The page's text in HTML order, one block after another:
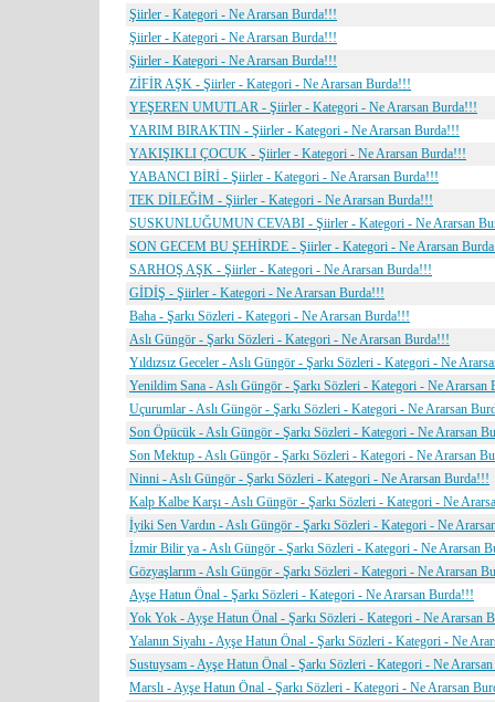
Şiirler - Kategori - Ne Ararsan Burda!!!
Şiirler - Kategori - Ne Ararsan Burda!!!
Şiirler - Kategori - Ne Ararsan Burda!!!
ZİFİR AŞK - Şiirler - Kategori - Ne Ararsan Burda!!!
YEŞEREN UMUTLAR - Şiirler - Kategori - Ne Ararsan Burda!!!
YARIM BIRAKTIN - Şiirler - Kategori - Ne Ararsan Burda!!!
YAKIŞIKLI ÇOCUK - Şiirler - Kategori - Ne Ararsan Burda!!!
YABANCI BİRİ - Şiirler - Kategori - Ne Ararsan Burda!!!
TEK DİLEĞİM - Şiirler - Kategori - Ne Ararsan Burda!!!
SUSKUNLUĞUMUN CEVABI - Şiirler - Kategori - Ne Ararsan
SON GECEM BU ŞEHİRDE - Şiirler - Kategori - Ne Ararsan
SARHOŞ AŞK - Şiirler - Kategori - Ne Ararsan Burda!!!
GİDİŞ - Şiirler - Kategori - Ne Ararsan Burda!!!
Baha - Şarkı Sözleri - Kategori - Ne Ararsan Burda!!!
Aslı Güngör - Şarkı Sözleri - Kategori - Ne Ararsan Burda!!!
Yıldızsız Geceler - Aslı Güngör - Şarkı Sözleri - Kategori - Ne
Yenildim Sana - Aslı Güngör - Şarkı Sözleri - Kategori - Ne Ararsan
Uçurumlar - Aslı Güngör - Şarkı Sözleri - Kategori - Ne Ararsan
Son Öpücük - Aslı Güngör - Şarkı Sözleri - Kategori - Ne Ararsan
Son Mektup - Aslı Güngör - Şarkı Sözleri - Kategori - Ne Ararsan
Ninni - Aslı Güngör - Şarkı Sözleri - Kategori - Ne Ararsan Burda!!!
Kalp Kalbe Karşı - Aslı Güngör - Şarkı Sözleri - Kategori - Ne
İyiki Sen Vardın - Aslı Güngör - Şarkı Sözleri - Kategori - Ne
İzmir Bilir ya - Aslı Güngör - Şarkı Sözleri - Kategori - Ne Ararsan
Gözyaşlarım - Aslı Güngör - Şarkı Sözleri - Kategori - Ne Ararsan
Ayşe Hatun Önal - Şarkı Sözleri - Kategori - Ne Ararsan Burda!!!
Yok Yok - Ayşe Hatun Önal - Şarkı Sözleri - Kategori - Ne Ararsan
Yalanın Siyahı - Ayşe Hatun Önal - Şarkı Sözleri - Kategori - Ne
Sustuysam - Ayşe Hatun Önal - Şarkı Sözleri - Kategori - Ne
Marslı - Ayşe Hatun Önal - Şarkı Sözleri - Kategori - Ne Ararsan